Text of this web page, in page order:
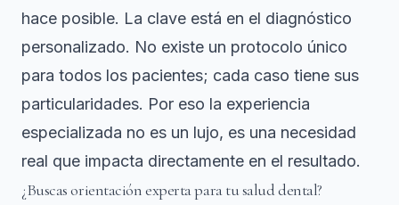
hace posible. La clave está en el diagnóstico
personalizado. No existe un protocolo único
para todos los pacientes; cada caso tiene sus
particularidades. Por eso la experiencia
especializada no es un lujo, es una necesidad
real que impacta directamente en el resultado.
¿Buscas orientación experta para tu salud dental?